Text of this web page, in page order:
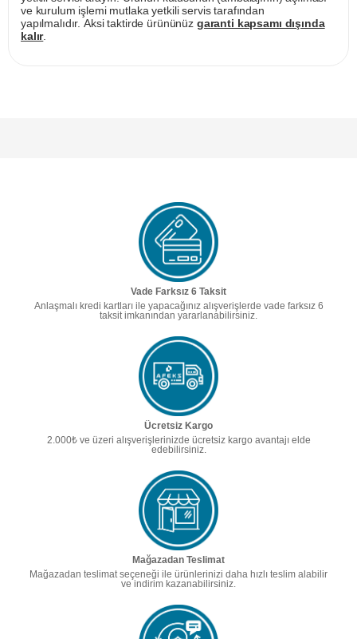
ve kurulum işlemi mutlaka yetkili servis tarafından
yapılmalıdır. Aksi taktirde ürününüz garanti kapsamı dışında
kalır.
Vade Farksız 6 Taksit
Anlaşmalı kredi kartları ile yapacağınız alışverişlerde vade farksız 6
taksit imkanından yararlanabilirsiniz.
Ücretsiz Kargo
2.000₺ ve üzeri alışverişlerinizde ücretsiz kargo avantajı elde
edebilirsiniz.
Mağazadan Teslimat
Mağazadan teslimat seçeneği ile ürünlerinizi daha hızlı teslim alabilir
ve indirim kazanabilirsiniz.